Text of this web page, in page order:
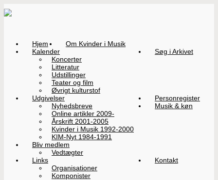
Hjem
Om Kvinder i Musik
Kalender
Koncerter
Litteratur
Udstillinger
Teater og film
Øvrigt kulturstof
Søg i Arkivet
Udgivelser
Nyhedsbreve
Online artikler 2009-
Årskrift 2001-2005
Kvinder i Musik 1992-2000
KIM-Nyt 1984-1991
Personregister
Musik & køn
Bliv medlem
Vedtægter
Links
Organisationer
Komponister
Kontakt